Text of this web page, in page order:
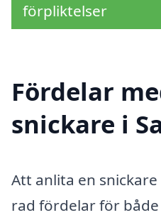
förpliktelser
Fördelar
snickare i
Att anlita en
rad fördelar för